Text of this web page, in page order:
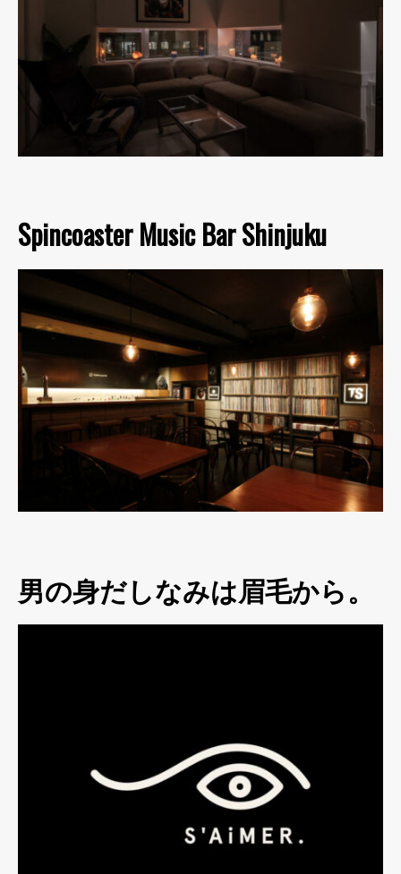
Spincoaster Music Bar Shinjuku
男の身だしなみは眉毛から。